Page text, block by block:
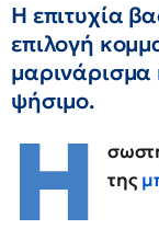
Η επιτυχία
επιλογή
μαρινάρισμα
ψήσιμο.
Η
της